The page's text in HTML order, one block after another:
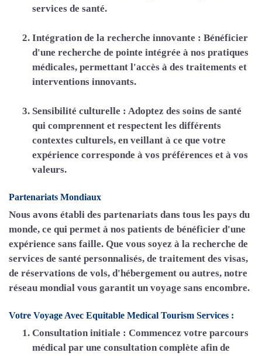
services de santé.
Intégration de la recherche innovante : Bénéficier
d'une recherche de pointe intégrée à nos pratiques
médicales, permettant l'accès à des traitements et
interventions innovants.
Sensibilité culturelle : Adoptez des soins de santé
qui comprennent et respectent les différents
contextes culturels, en veillant à ce que votre
expérience corresponde à vos préférences et à vos
valeurs.
Partenariats Mondiaux
Nous avons établi des partenariats dans tous les pays du
monde, ce qui permet à nos patients de bénéficier d'une
expérience sans faille. Que vous soyez à la recherche de
services de santé personnalisés, de traitement des visas,
de réservations de vols, d'hébergement ou autres, notre
réseau mondial vous garantit un voyage sans encombre.
Votre Voyage Avec Equitable Medical Tourism Services :
Consultation initiale : Commencez votre parcours
médical par une consultation complète afin de